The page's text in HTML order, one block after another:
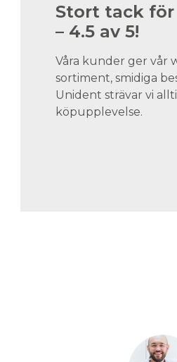
Stort tack
– 4.5 av 5!
Våra kunder ger vår
sortiment, smidiga
Unident strävar vi
köpupplevelse.